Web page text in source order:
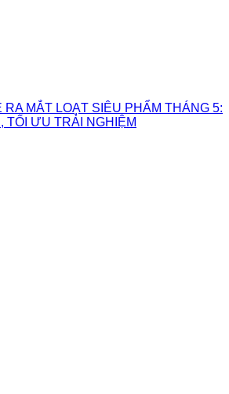
RA MẮT LOẠT SIÊU PHẨM THÁNG 5:
TỐI ƯU TRẢI NGHIỆM